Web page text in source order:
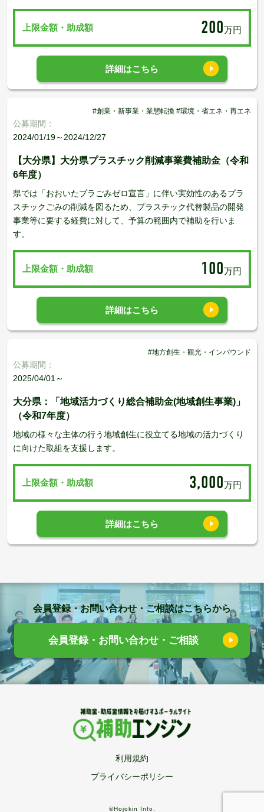
上限金額・助成額 200万円
詳細はこちら
#創業・新事業・業態転換 #環境・省エネ・再エネ
公募期間：
2024/01/19～2024/12/27
【大分県】大分県プラスチック削減事業費補助金（令和
6年度）
県では「おおいたプラごみゼロ宣言」に伴い実効性のあるプラ
スチックごみの削減を図るため、プラスチック代替製品の開発
事業等に要する経費に対して、予算の範囲内で補助を行いま
す。
上限金額・助成額 100万円
詳細はこちら
#地方創生・観光・インバウンド
公募期間：
2025/04/01～
大分県：「地域活力づくり総合補助金(地域創生事業)」
（令和7年度）
地域の様々な主体の行う地域創生に役立てる地域の活力づくり
に向けた取組を支援します。
上限金額・助成額 3,000万円
詳細はこちら
会員登録・お問い合わせ・ご相談はこちらから
会員登録・お問い合わせ・ご相談
利用規約
プライバシーポリシー
©Hojokin Info.